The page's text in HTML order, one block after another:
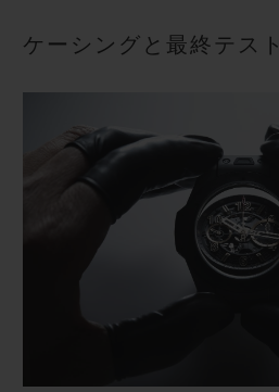
ケーシングと最終テスト